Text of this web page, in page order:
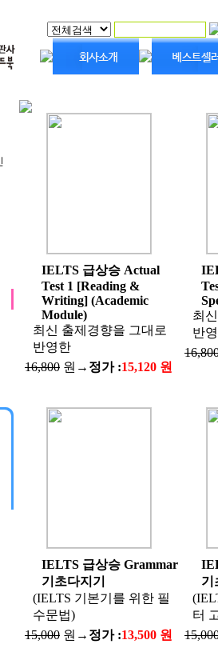
IELTS 급상승 Actual
Test 1 [Reading &
Writing] (Academic
Module)
최신 출제경향을 그대로
반영한
16,800 원→ 정가 :15,120 원
최
반
IELTS 급상승 Grammar
기초다지기
(IELTS 기본기를 위한 필
수문법)
15,000 원→ 정가 :13,500 원
기
터